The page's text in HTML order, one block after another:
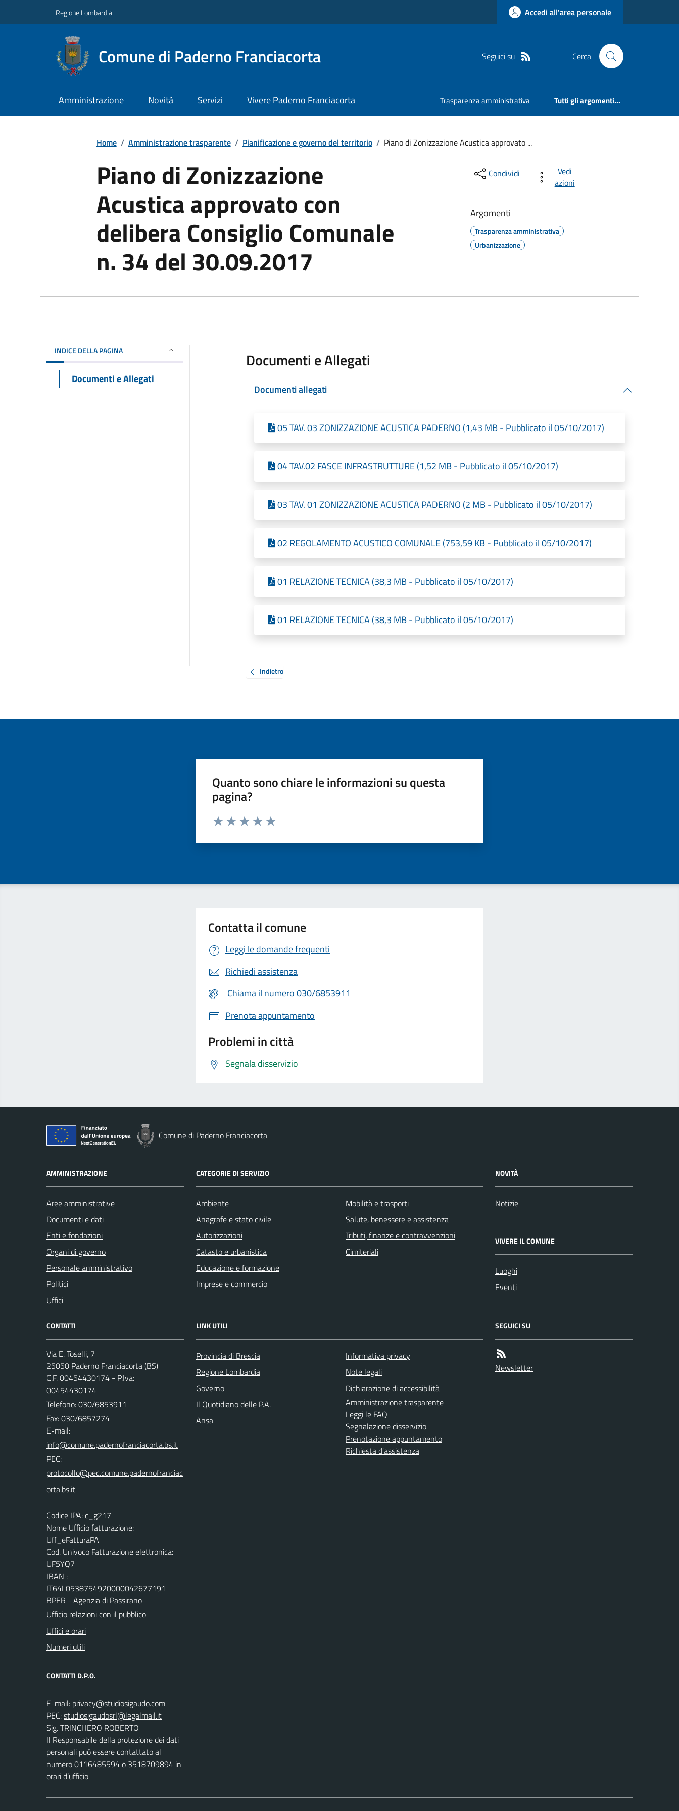
Regione Lombardia Accedi all'area personale
Comune di Paderno Franciacorta Seguici su Cerca
Amministrazione Novità Servizi Vivere Paderno Franciacorta Trasparenza amministrativa Tutti gli argomenti...
Home / Amministrazione trasparente / Pianificazione e governo del territorio / Piano di Zonizzazione Acustica approvato ...
Piano di Zonizzazione
Acustica approvato con
delibera Consiglio Comunale
n. 34 del 30.09.2017
Condividi
Vedi
azioni
Argomenti
Trasparenza amministrativa
Urbanizzazione
INDICE DELLA PAGINA
Documenti e Allegati
Documenti e Allegati
Documenti allegati
05 TAV. 03 ZONIZZAZIONE ACUSTICA PADERNO (1,43 MB - Pubblicato il 05/10/2017)
04 TAV.02 FASCE INFRASTRUTTURE (1,52 MB - Pubblicato il 05/10/2017)
03 TAV. 01 ZONIZZAZIONE ACUSTICA PADERNO (2 MB - Pubblicato il 05/10/2017)
02 REGOLAMENTO ACUSTICO COMUNALE (753,59 KB - Pubblicato il 05/10/2017)
01 RELAZIONE TECNICA (38,3 MB - Pubblicato il 05/10/2017)
01 RELAZIONE TECNICA (38,3 MB - Pubblicato il 05/10/2017)
Indietro
Quanto sono chiare le informazioni su questa
pagina?
Valuta da 1 a 5 stelle la pagina
Contatta il comune
Leggi le domande frequenti
Richiedi assistenza
Chiama il numero 030/6853911
Prenota appuntamento
Problemi in città
Segnala disservizio
Comune di Paderno Franciacorta
AMMINISTRAZIONE
Aree amministrative
Documenti e dati
Enti e fondazioni
Organi di governo
Personale amministrativo
Politici
Uffici
CATEGORIE DI SERVIZIO
Ambiente
Anagrafe e stato civile
Autorizzazioni
Catasto e urbanistica
Educazione e formazione
Imprese e commercio
Mobilità e trasporti
Salute, benessere e assistenza
Tributi, finanze e contravvenzioni
Cimiteriali
NOVITÀ
Notizie
VIVERE IL COMUNE
Luoghi
Eventi
CONTATTI
Via E. Toselli, 7
25050 Paderno Franciacorta (BS)
C.F. 00454430174 - P.Iva:
00454430174
Telefono:030/6853911
Fax: 030/6857274
E-mail:
PEC:
Codice IPA: c_g217
Nome Ufficio fatturazione:
Uff_eFatturaPA
Cod. Univoco Fatturazione elettronica:
UF5YQ7
IBAN :
IT64L0538754920000042677191
BPER - Agenzia di Passirano
Ufficio relazioni con il pubblico
Uffici e orari
Numeri utili
CONTATTI D.P.O.
E-mail:
PEC:
Sig. TRINCHERO ROBERTO
Il Responsabile della protezione dei dati
personali può essere contattato al
numero 0116485594 o 3518709894 in
orari d’ufficio
LINK UTILI
Provincia di Brescia
Regione Lombardia
Governo
Il Quotidiano delle P.A.
Ansa
Informativa privacy
Note legali
Dichiarazione di accessibilità
Amministrazione trasparente
Leggi le FAQ
Segnalazione disservizio
Prenotazione appuntamento
Richiesta d'assistenza
SEGUICI SU
Newsletter